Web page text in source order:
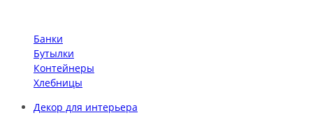
Банки
Бутылки
Контейнеры
Хлебницы
Декор для интерьера